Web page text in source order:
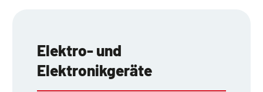
Elektro- und
Elektronikgeräte